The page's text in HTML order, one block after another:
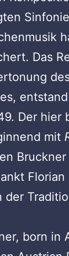
Das
Der hier
mit
der
born in